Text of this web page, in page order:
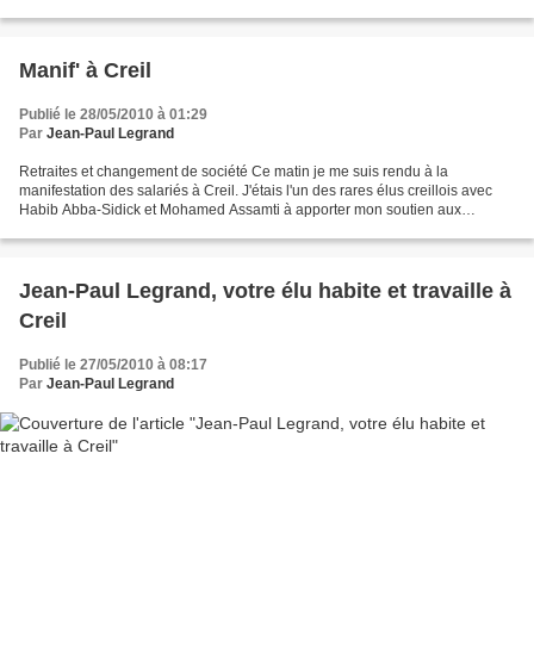
Manif' à Creil
Publié le 28/05/2010 à 01:29
Par Jean-Paul Legrand
Retraites et changement de société Ce matin je me suis rendu à la
manifestation des salariés à Creil. J'étais l'un des rares élus creillois avec
Habib Abba-Sidick et Mohamed Assamti à apporter mon soutien aux
Jean-Paul Legrand, votre élu habite et travaille à
Creil
Publié le 27/05/2010 à 08:17
Par Jean-Paul Legrand